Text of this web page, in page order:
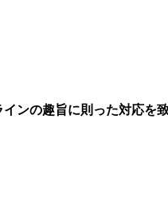
インの趣旨に則った対応を